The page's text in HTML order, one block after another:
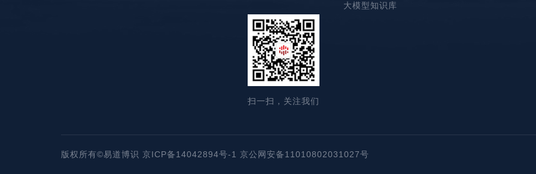
大模型知识库
扫一扫，关注我们
版权所有©易道博识 京ICP备14042894号-1 京公网安备11010802031027号